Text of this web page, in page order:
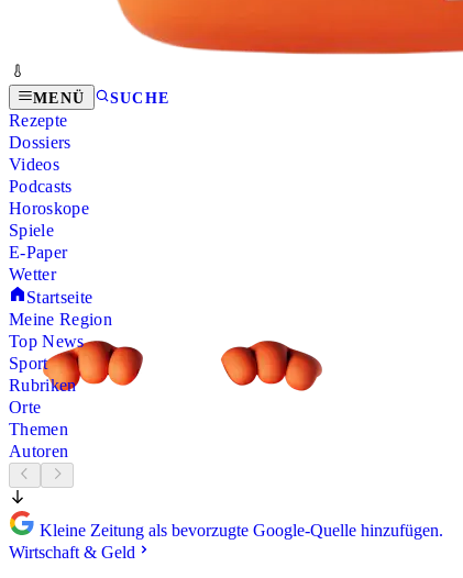
MENÜ SUCHE
Rezepte
Dossiers
Videos
Podcasts
Horoskope
Spiele
E-Paper
Wetter
Startseite
Meine Region
Top News
Sport
Rubriken
Orte
Themen
Autoren
Kleine Zeitung als bevorzugte Google-Quelle hinzufügen.
Wirtschaft & Geld